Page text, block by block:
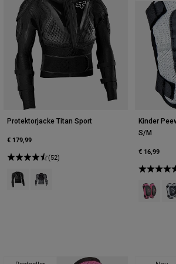
Protektorjacke Titan Sport
€ 179,99
(52)
Product swatch type of Schwarz.
Product swatch type of Wolkengrau.
Kinder
S/M
€ 16,99
Product